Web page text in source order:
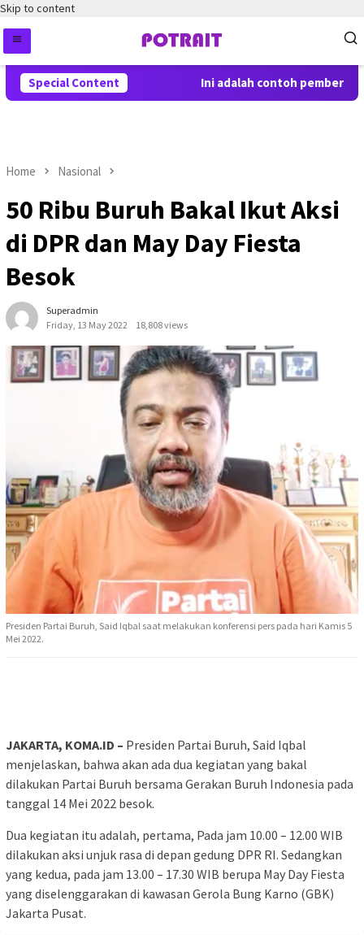
Skip to content
Special Content Ini adalah contoh
Home Nasional
50 Ribu Buruh Bakal Ikut Aksi
di DPR dan May Day Fiesta
Besok
Superadmin
Friday, 13 May 2022
18,808 views
Presiden Partai Buruh, Said Iqbal saat melakukan konferensi pers pada hari Kamis 5
Mei 2022.
JAKARTA, KOMA.ID – Presiden Partai Buruh, Said Iqbal
menjelaskan, bahwa akan ada dua kegiatan yang bakal
dilakukan Partai Buruh bersama Gerakan Buruh Indonesia pada
tanggal 14 Mei 2022 besok.
Dua kegiatan itu adalah, pertama, Pada jam 10.00 – 12.00 WIB
dilakukan aksi unjuk rasa di depan gedung DPR RI. Sedangkan
yang kedua, pada jam 13.00 – 17.30 WIB berupa May Day Fiesta
yang diselenggarakan di kawasan Gerola Bung Karno (GBK)
Jakarta Pusat.